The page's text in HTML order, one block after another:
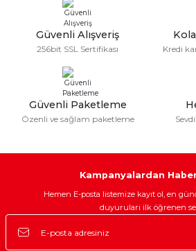
Güvenli Alışveriş
256bit SSL Sertifikası Kredi
Güvenli Paketleme
Özenli ve sağlam paketleme
Kampanyalardan
Hemen E-posta listemize kayıt ol, en
duyuruları ilk öğrenen